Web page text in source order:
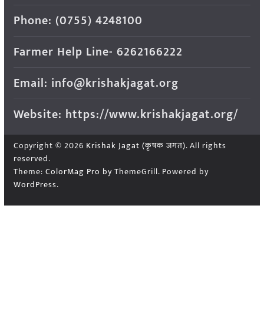
Phone: (0755) 4248100
Farmer Help Line- 6262166222
Email: info@krishakjagat.org
Website: https://www.krishakjagat.org/
Copyright © 2026 Krishak Jagat (कृषक जगत). All rights
reserved.
Theme: ColorMag Pro by ThemeGrill. Powered by
WordPress.